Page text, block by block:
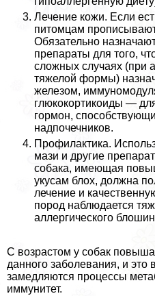
Лечение кожи. Если
питомцам
Обязательно
препараты для того,
сложных случаях (при
тяжелой формы)
железом,
глюкокортикоиды —
гормон,
надпочечников.
Профилактика.
мази и другие
собака, имеющая
укусам блох, должна
лечение и
пород наблюдается
аллергического
С возрастом у собак
данного заболевания, и это
замедляются процессы
иммунитет.